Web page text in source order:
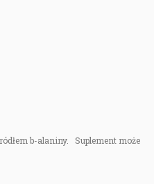
b-alaniny. Suplement może